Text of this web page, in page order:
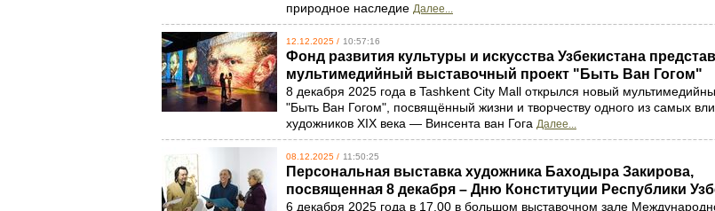
природное наследие Далее...
12.12.2025 / 10:57:16
Фонд развития культуры и искусства Узбекистана
мультимедийный выставочный проект "Быть Ван Гогом"
8 декабря 2025 года в Tashkent City Mall открылся новый
"Быть Ван Гогом", посвящённый жизни и творчеству одного из самых
художников XIX века — Винсента ван Гога Далее...
08.12.2025 / 11:50:25
Персональная выставка художника Баходыра Закирова,
посвященная 8 декабря – Дню Конституции Республики
6 декабря 2025 года в 17.00 в большом выставочном зале